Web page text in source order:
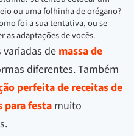
ou uma folhinha de orégano?
foi a sua tentativa, ou se
as adaptações de vocês.
de massa de
diferentes. Também
perfeita de receitas de
para festa muito